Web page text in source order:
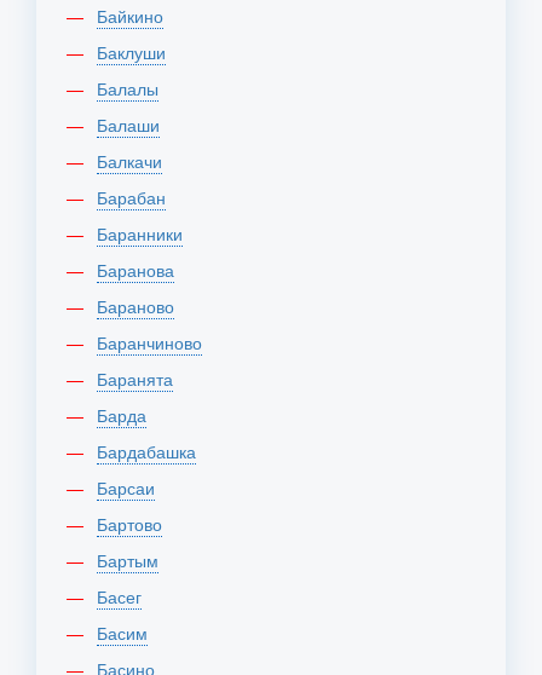
Байкино
Баклуши
Балалы
Балаши
Балкачи
Барабан
Баранники
Баранова
Бараново
Баранчиново
Баранята
Барда
Бардабашка
Барсаи
Бартово
Бартым
Басег
Басим
Басино